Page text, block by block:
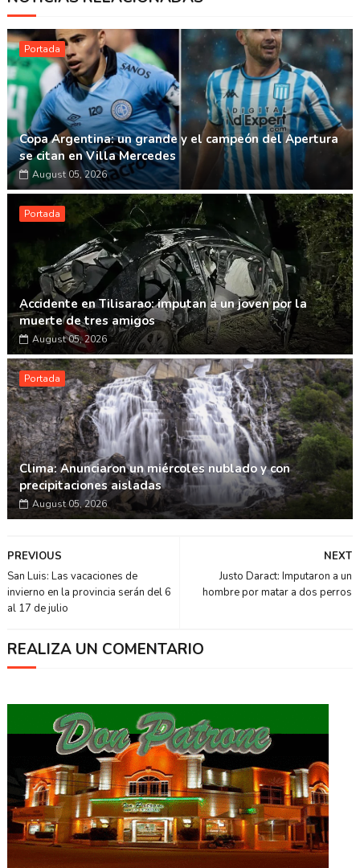
Portada
Copa Argentina: un grande y el campeón del Apertura
se citan en Villa Mercedes
August 05, 2026
Portada
Accidente en Tilisarao: imputan a un joven por la
muerte de tres amigos
August 05, 2026
Portada
Clima: Anunciaron un miércoles nublado y con
precipitaciones aisladas
August 05, 2026
NEXT
Justo Daract: Imputaron a un
hombre por matar a dos perros
PREVIOUS
San Luis: Las vacaciones de
invierno en la provincia serán del 6
al 17 de julio
REALIZA UN COMENTARIO